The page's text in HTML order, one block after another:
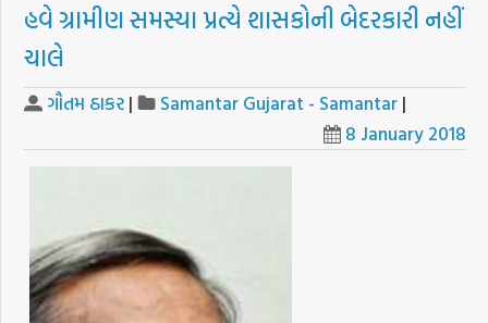
હવે ગ્રામીણ સમસ્યા પ્રત્યે શાસકોની બેદરકારી નહીં
ચાલે
ગૌતમ ઠાકર | Samantar Gujarat - Samantar |
8 January 2018